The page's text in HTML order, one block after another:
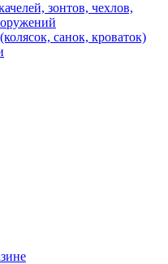
зонтов, чехлов,
санок, кроваток)